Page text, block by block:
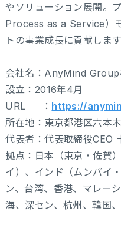
やソリューション展開。
Process as a Service）
トの事業成長に貢献しま
会社名：AnyMind Group
設立：2016年4月
URL ： https://
所在地：東京都港区六本
代表者：代表取締役CEO
拠点：日本（東京・佐賀
イ）、インド（ムンバイ
ン、台湾、香港、マレー
海、深セン、杭州、韓国